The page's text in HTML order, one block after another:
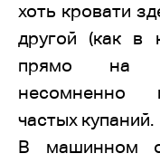
хоть кровати
другой (как в
прямо на
несомненно
частых купаний.
В машинном